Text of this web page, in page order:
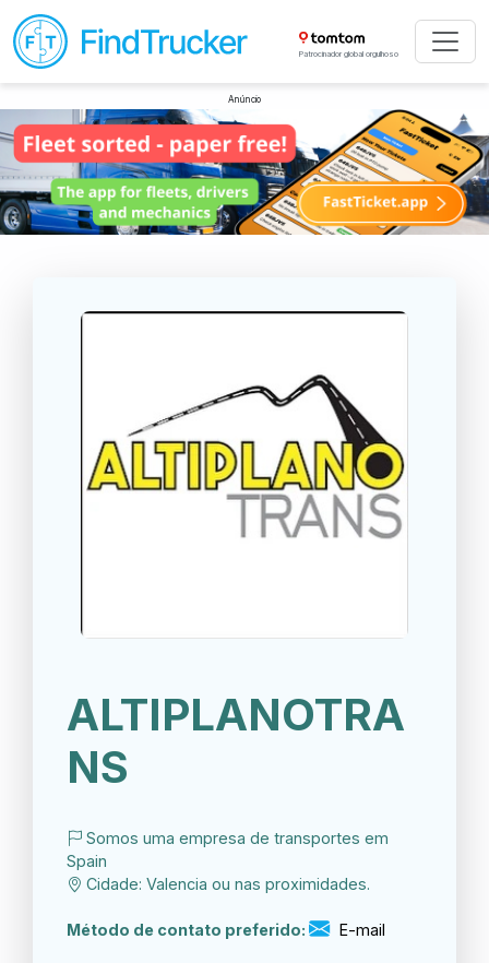
Patrocinador global orgulhoso
Anúncio
ALTIPLANOTRA
NS
Somos uma empresa de transportes em
Spain
Cidade: Valencia ou nas proximidades.
Método de contato preferido: E-mail